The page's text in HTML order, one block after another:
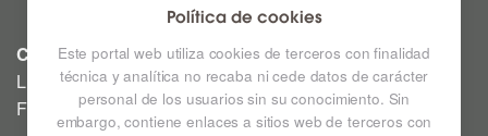
CINE
Lunes a Domingo: Consultar horarios en la Cartelera
Festivos a consultar *
Política de cookies
Este portal web utiliza cookies de terceros con finalidad
técnica y analítica no recaba ni cede datos de carácter
personal de los usuarios sin su conocimiento. Sin
embargo, contiene enlaces a sitios web de terceros con